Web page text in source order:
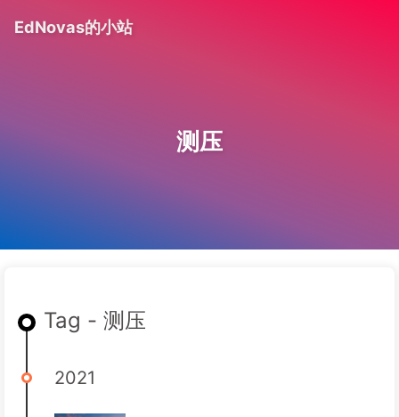
EdNovas的小站
测压
Tag - 测压
2021